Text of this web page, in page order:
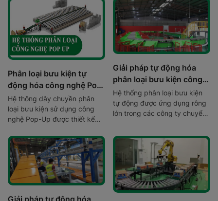
Phân loại bưu kiện tự
động hóa công nghệ Pop
Up Sorter
Hệ thông dây chuyền phân
loại bưu kiện sử dụng công
nghệ Pop-Up được thiết kế
Giải pháp tự động hóa
phân loại bưu kiện công
nghệ Crossbelt
Hệ thống phân loại bưu kiện
tự động được ứng dụng rông
lớn trong các công ty chuyển
nhà máy sản xuất công
nghiệp hiện đại.